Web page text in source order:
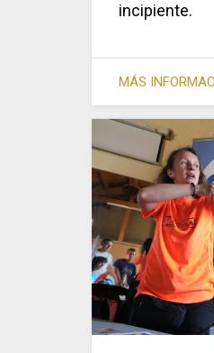
incipiente.
MÁS